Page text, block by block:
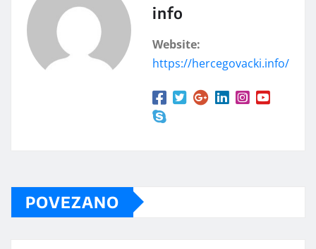
info
Website:
https://hercegovacki.info/
POVEZANO